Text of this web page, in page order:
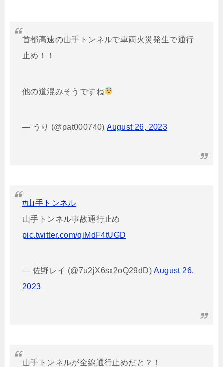
首都高速の山手トンネルで車両火災発生で通行
止め！！
他の道混みそうですね
— うり (@pat000740)August 26, 2023
#山手トンネル
山手トンネル事故通行止め
pic.twitter.com/qiMdF4tUGD
— 佐野レイ (@7u2jX6sx2oQ29dD)August 26,
2023
山手トンネルが全線通行止めだと？！